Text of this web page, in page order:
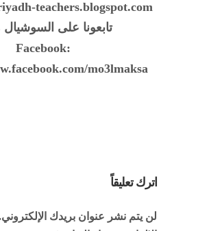
تابعونا على السوشيال
Facebook:
mo3lmaksa/
اترك تعليقاً
لن يتم نشر عنوان بريدك